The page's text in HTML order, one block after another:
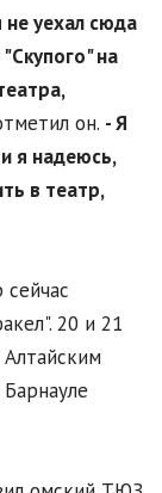
не уехал сюда
на
он. - Я
я надеюсь,
в театр,
20 и 21